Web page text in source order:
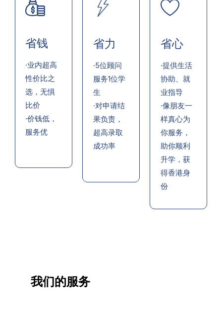
省钱
·业内超高
性价比之
选，无惧
比价
·价钱低，
服务优
省力
·5位顾问
服务1位学
生
·对申请结
果负责，
超高录取
成功率
省心
·提供生活
协助、就
业指导
·像朋友一
样真心为
你服务，
助你顺利
升学，获
得香港身
份
我们的服务